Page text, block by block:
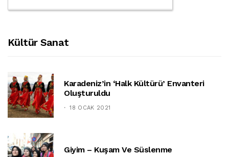
Kültür Sanat
Karadeniz’in ‘halk Kültürü’ Envanteri
Oluşturuldu
18 OCAK 2021
Giyim – Kuşam Ve Süslenme